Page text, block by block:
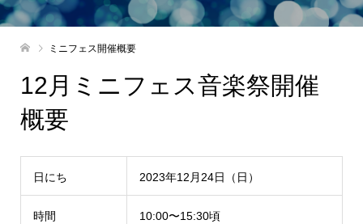
ミニフェス開催概要
12月ミニフェス音楽祭開催
概要
日にち 2023年12月24日（日）
時間 10:00〜15:30頃